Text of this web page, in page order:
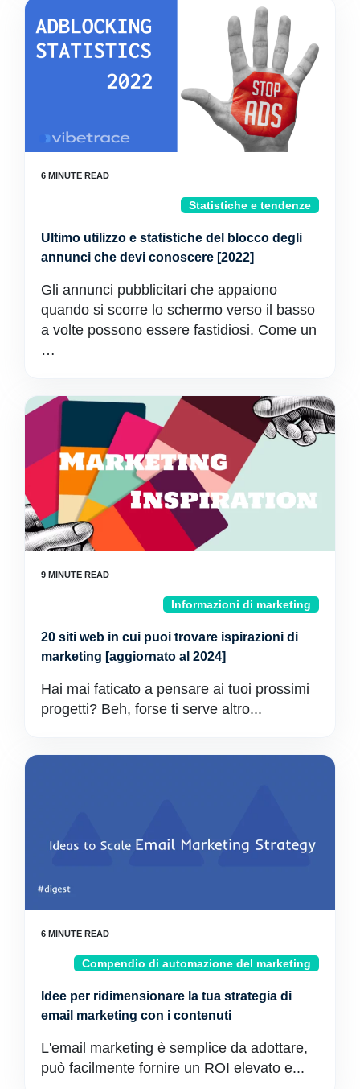
Statistiche e tendenze
Ultimo utilizzo e statistiche del blocco degli
annunci che devi conoscere [2022]
Gli annunci pubblicitari che appaiono
quando si scorre lo schermo verso il basso
a volte possono essere fastidiosi. Come un
…
Informazioni di marketing
20 siti web in cui puoi trovare ispirazioni di
marketing [aggiornato al 2024]
Hai mai faticato a pensare ai tuoi prossimi
progetti? Beh, forse ti serve altro...
Compendio di automazione del marketing
Idee per ridimensionare la tua strategia di
email marketing con i contenuti
L'email marketing è semplice da adottare,
può facilmente fornire un ROI elevato e...